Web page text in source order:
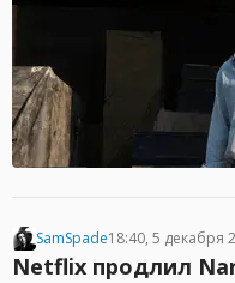
SamSpade18:40, 5 декабря
Netflix продлил